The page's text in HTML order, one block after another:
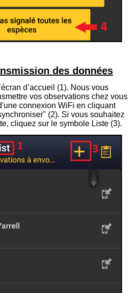
des données
d’accueil (1). Nous vous
vos observations chez vous
connexion WiFi en cliquant
(2). Si vous souhaitez
cliquez sur le symbole Liste (3).